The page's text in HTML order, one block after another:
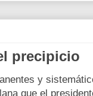
precipicio
y
que el